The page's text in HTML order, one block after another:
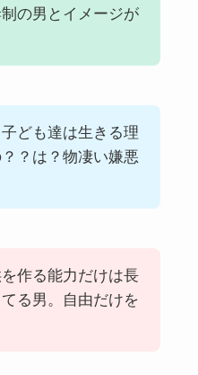
の男とイメージが
ども達は生きる理
？は？物凄い嫌悪
作る能力だけは長
る男。自由だけを